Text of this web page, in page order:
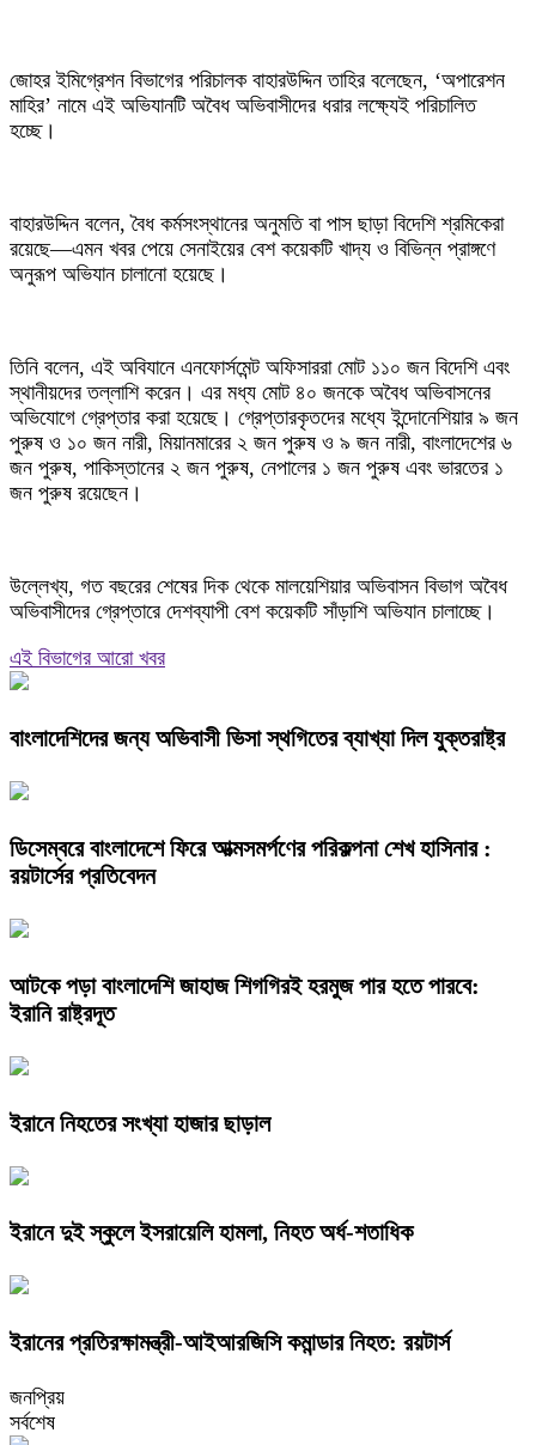
জোহর ইমিগ্রেশন বিভাগের পরিচালক বাহারউদ্দিন তাহির বলেছেন, ‘অপারেশন
মাহির’ নামে এই অভিযানটি অবৈধ অভিবাসীদের ধরার লক্ষ্যেই পরিচালিত
হচ্ছে।
বাহারউদ্দিন বলেন, বৈধ কর্মসংস্থানের অনুমতি বা পাস ছাড়া বিদেশি শ্রমিকেরা
রয়েছে—এমন খবর পেয়ে সেনাইয়ের বেশ কয়েকটি খাদ্য ও বিভিন্ন প্রাঙ্গণে
অনুরূপ অভিযান চালানো হয়েছে।
তিনি বলেন, এই অবিযানে এনফোর্সমেন্ট অফিসাররা মোট ১১০ জন বিদেশি এবং
স্থানীয়দের তল্লাশি করেন। এর মধ্য মোট ৪০ জনকে অবৈধ অভিবাসনের
অভিযোগে গ্রেপ্তার করা হয়েছে। গ্রেপ্তারকৃতদের মধ্যে ইন্দোনেশিয়ার ৯ জন
পুরুষ ও ১০ জন নারী, মিয়ানমারের ২ জন পুরুষ ও ৯ জন নারী, বাংলাদেশের ৬
জন পুরুষ, পাকিস্তানের ২ জন পুরুষ, নেপালের ১ জন পুরুষ এবং ভারতের ১
জন পুরুষ রয়েছেন।
উল্লেখ্য, গত বছরের শেষের দিক থেকে মালয়েশিয়ার অভিবাসন বিভাগ অবৈধ
অভিবাসীদের গ্রেপ্তারে দেশব্যাপী বেশ কয়েকটি সাঁড়াশি অভিযান চালাচ্ছে।
এই বিভাগের আরো খবর
বাংলাদেশিদের জন্য অভিবাসী ভিসা স্থগিতের ব্যাখ্যা দিল যুক্তরাষ্ট্র
ডিসেম্বরে বাংলাদেশে ফিরে আত্মসমর্পণের পরিকল্পনা শেখ হাসিনার :
রয়টার্সের প্রতিবেদন
আটকে পড়া বাংলাদেশি জাহাজ শিগগিরই হরমুজ পার হতে পারবে:
ইরানি রাষ্ট্রদূত
ইরানে নিহতের সংখ্যা হাজার ছাড়াল
ইরানে দুই স্কুলে ইসরায়েলি হামলা, নিহত অর্ধ-শতাধিক
ইরানের প্রতিরক্ষামন্ত্রী-আইআরজিসি কমান্ডার নিহত: রয়টার্স
জনপ্রিয়
সর্বশেষ